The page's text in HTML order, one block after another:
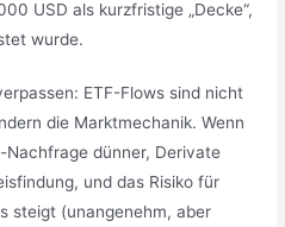
USD als kurzfristige „Decke“,
wurde.
ETF-Flows sind nicht
die Marktmechanik. Wenn
dünner, Derivate
und das Risiko für
steigt (unangenehm, aber